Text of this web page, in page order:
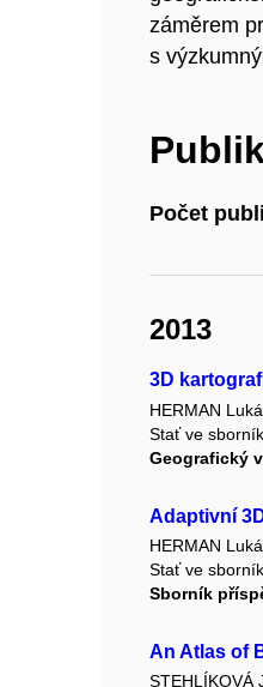
záměrem
s
Počet
2013
3D
HERMAN
Stať ve
Geografický
Adaptivní
HERMAN
Stať ve
Sborník
An Atlas of
STEHLÍKOVÁ